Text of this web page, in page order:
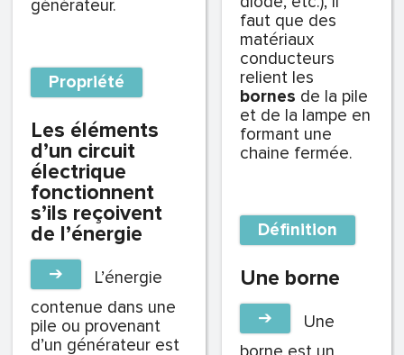
générateur.
Propriété
Les éléments
d’un circuit
électrique
fonctionnent
s’ils reçoivent
de l’énergie
➔
L’énergie
contenue dans une
pile ou provenant
d’un générateur est
faut que des
matériaux
conducteurs
relient les
bornes de la pile
et de la lampe en
formant une
chaine fermée.
Définition
Une borne
➔
Une